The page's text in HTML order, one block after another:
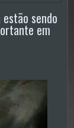
sendo
em